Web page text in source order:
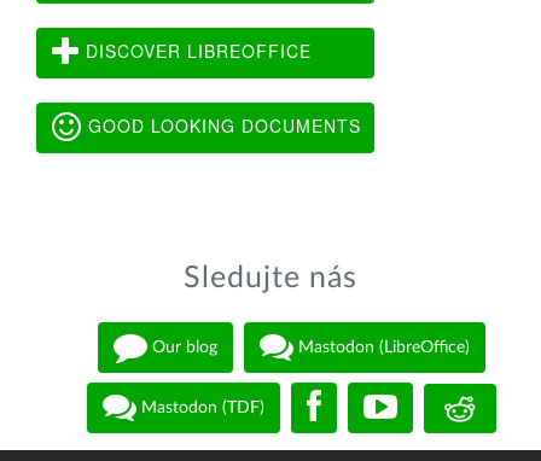
DISCOVER LIBREOFFICE
GOOD LOOKING DOCUMENTS
Sledujte nás
Our blog Mastodon (LibreOffice)
Mastodon (TDF)